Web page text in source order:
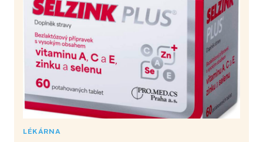
VYPRODÁNÍ
ZÁSOB
LÉKÁRNA